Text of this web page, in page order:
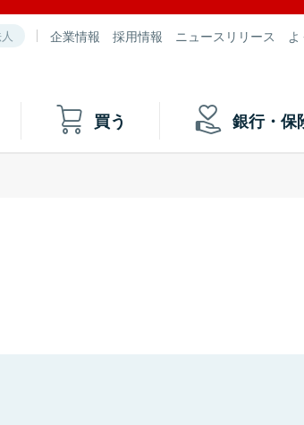
企業情報 採用情報 ニュースリリース
買う 銀行・保